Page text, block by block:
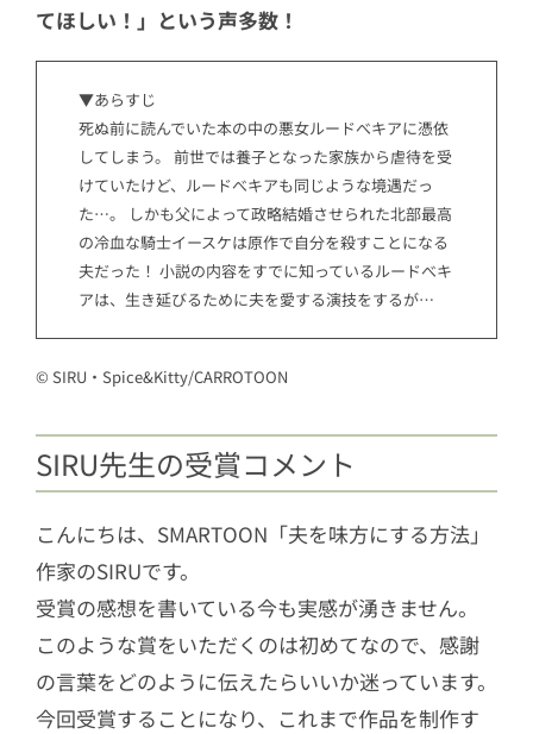
てほしい！」という声多数！
▼あらすじ
死ぬ前に読んでいた本の中の悪女ルードべキアに憑依
してしまう。 前世では養子となった家族から虐待を受
けていたけど、ルードべキアも同じような境遇だっ
た…。 しかも父によって政略結婚させられた北部最高
の冷血な騎士イースケは原作で自分を殺すことになる
夫だった！ 小説の内容をすでに知っているルードべキ
アは、生き延びるために夫を愛する演技をするが…
© SIRU・Spice&Kitty/CARROTOON
SIRU先生の受賞コメント
こんにちは、SMARTOON「夫を味方にする方法」
作家のSIRUです。
受賞の感想を書いている今も実感が湧きません。
このような賞をいただくのは初めてなので、感謝
の言葉をどのように伝えたらいいか迷っています。
今回受賞することになり、これまで作品を制作す